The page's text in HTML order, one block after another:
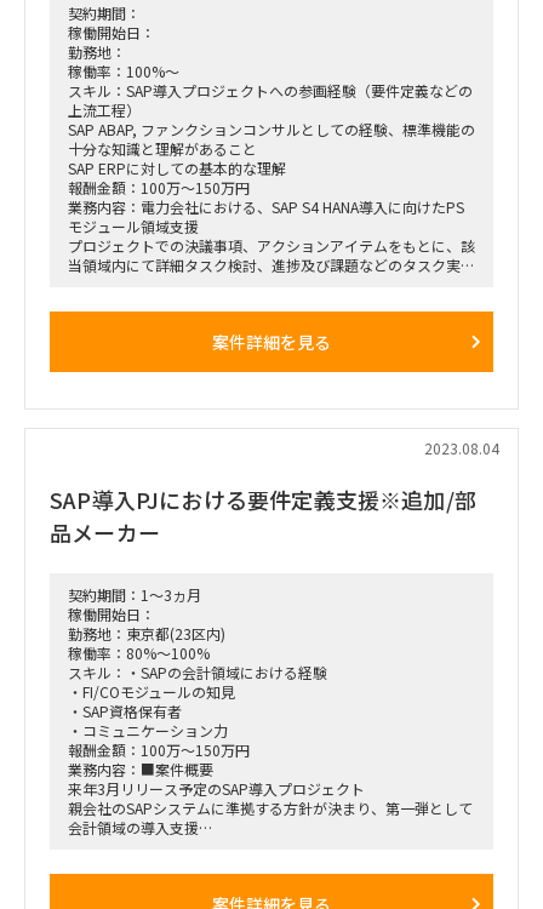
契約期間：
稼働開始日：
勤務地：
稼働率：100%～
スキル：SAP導入プロジェクトへの参画経験（要件定義などの
上流工程）
SAP ABAP, ファンクションコンサルとしての経験、標準機能の
十分な知識と理解があること
SAP ERPに対しての基本的な理解
報酬金額：100万～150万円
業務内容：電力会社における、SAP S4 HANA導入に向けたPS
モジュール領域支援
プロジェクトでの決議事項、アクションアイテムをもとに、該
当領域内にて詳細タスク検討、進捗及び課題などのタスク実行
案件詳細を見る
2023.08.04
SAP導入PJにおける要件定義支援※追加/部
品メーカー
契約期間：1～3ヵ月
稼働開始日：
勤務地：東京都(23区内)
稼働率：80%～100%
スキル：・SAPの会計領域における経験
・FI/COモジュールの知見
・SAP資格保有者
・コミュニケーション力
報酬金額：100万～150万円
業務内容：■案件概要
来年3月リリース予定のSAP導入プロジェクト
親会社のSAPシステムに準拠する方針が決まり、第一弾として
会計領域の導入支援
もう一人月を増員して支援強化したい考え
案件詳細を見る